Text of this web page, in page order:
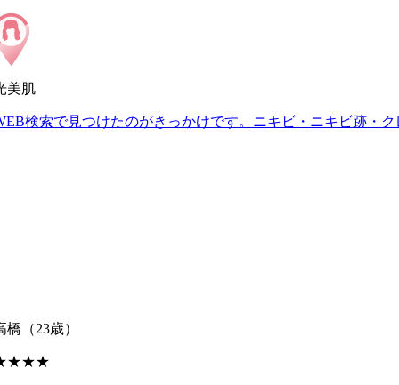
美肌
検索で見つけたのがきっかけです。ニキビ・ニキビ跡・
橋 （23歳）